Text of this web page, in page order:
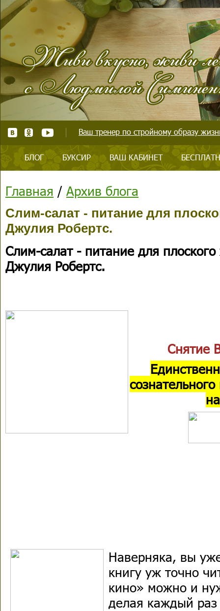
Ваш тренер по стройному образу
БЛОГ БУКСИР ВАШ КАБИНЕТ
Главная / Архив блога
Слим-салат - питание для
Джулия Робертс.
Слим-салат - питание для
Джулия Робертс.
Снятие
Наверняка, вы
книгу уж точно
кино» можно и
делая каждый